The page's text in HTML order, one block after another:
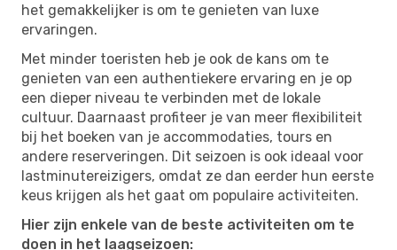
het gemakkelijker is om te genieten van luxe
ervaringen.
Met minder toeristen heb je ook de kans om te
genieten van een authentiekere ervaring en je op
een dieper niveau te verbinden met de lokale
cultuur. Daarnaast profiteer je van meer flexibiliteit
bij het boeken van je accommodaties, tours en
andere reserveringen. Dit seizoen is ook ideaal voor
lastminutereizigers, omdat ze dan eerder hun eerste
keus krijgen als het gaat om populaire activiteiten.
Hier zijn enkele van de beste activiteiten om te
doen in het laagseizoen: